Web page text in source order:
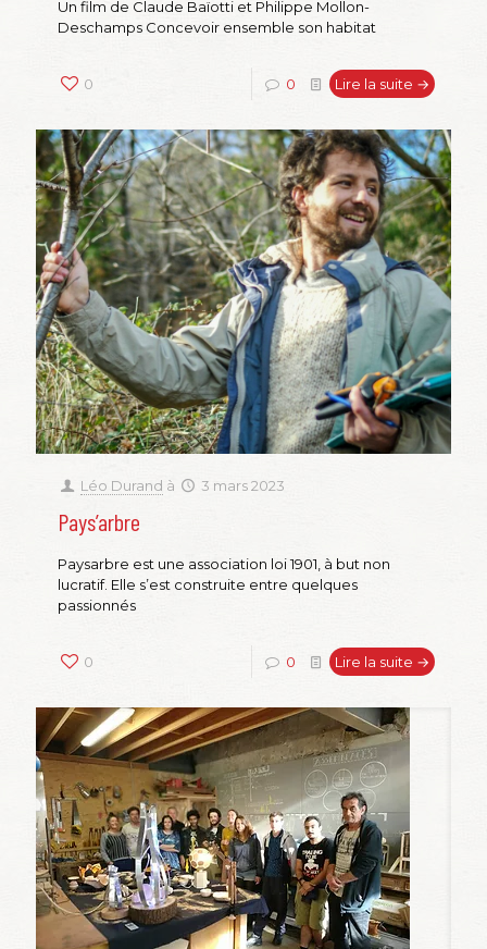
Un film de Claude Baïotti et Philippe Mollon-
Deschamps Concevoir ensemble son habitat
0 0 Lire la suite →
Léo Durand à 3 mars 2023
Pays’arbre
Paysarbre est une association loi 1901, à but non
lucratif. Elle s’est construite entre quelques
passionnés
0 0 Lire la suite →